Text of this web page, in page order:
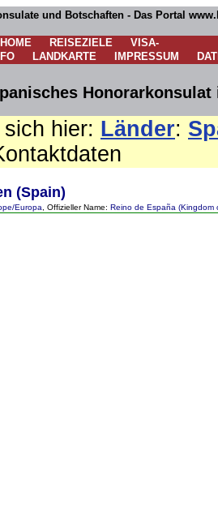
und Botschaften - Das Portal
HOME REISEZIELE
VISA-
LANDKARTE IMPRESSUM
hier: Länder:
(Spain)
Europa , Offizieller Name: Reino de España (Kingdom